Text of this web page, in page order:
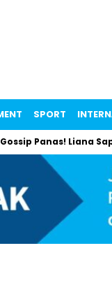
SPORT
Gossip Panas! Liana